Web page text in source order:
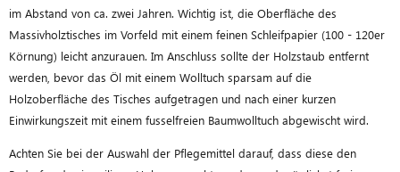
im Abstand von ca. zwei Jahren. Wichtig ist, die Oberfläche des
Massivholztisches im Vorfeld mit einem feinen Schleifpapier (100 - 120er
Körnung) leicht anzurauen. Im Anschluss sollte der Holzstaub entfernt
werden, bevor das Öl mit einem Wolltuch sparsam auf die
Holzoberfläche des Tisches aufgetragen und nach einer kurzen
Einwirkungszeit mit einem fusselfreien Baumwolltuch abgewischt wird.
Achten Sie bei der Auswahl der Pflegemittel darauf, dass diese den